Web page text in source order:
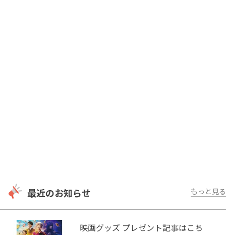
最近のお知らせ もっと見る
映画グッズ プレゼント記事はこち